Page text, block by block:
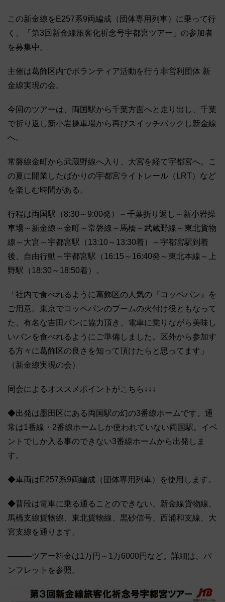
この新金線をE257系9両編成（団体専用列車）に乗って行
く、「第3回新金線旅客化祈念号宇都宮ツアー」の参加者
を募集中。
主催は葛飾区内でボランティア活動を行う非営利団体 新
金線実現の会。
今回のツアーは、両国駅から千葉方面へと走り出し、千葉
で折り返し新小岩操車場から再びスイッチバックし新金線
へ。
常磐線金町から武蔵野線へ入り、大宮を経て宇都宮へ。こ
の夏に開業したばかりの宇都宮ライトレール（LRT）など
を楽しむ時間がある。
行程は両国駅（8:30～9:00発）～千葉折り返し～新小岩操
車場～新金線～金町～常磐線～馬橋～武蔵野線～東北貨物
線～大宮～宇都宮駅（13:10～13:30着）～宇都宮駅到着
後、自由行動～宇都宮駅（16:15～16:40発～東北本線～上
野駅（18:30～18:50着）。
「社内で食べれるように葛飾区の人気の『コッペパン』を
ご用意。東京でコッペパンのブームの火付け役ともなって
た、有名な吉田パンに協力頂き、電車に乗りながら美味し
いパンを食べれるようにご準備しました。区外から参加す
る方々に葛飾区の良さを知って頂けたらと思ってます」
（新金線実現の会）
同会によるオススメポイントがこちら↓↓↓
◆出発は墨田区にある両国駅の幻の3番線ホームです。通
常は1番線・2番線ホームしか使われていない両国駅。イベ
ントでしか入る事のできない3番線ホームから出発しま
す。
◆車両はE257系9両編成（団体専用列車）を使用します。
◆普段は電車に乗る通ることのできない、新金線貨物線、
馬橋支線貨物線、東北貨物線、黒砂信号、西浦和支線、大
宮支線を通ります。
―――ツアー料金は1万円～1万6000円など。詳細は、パ
ンフレットを参照。